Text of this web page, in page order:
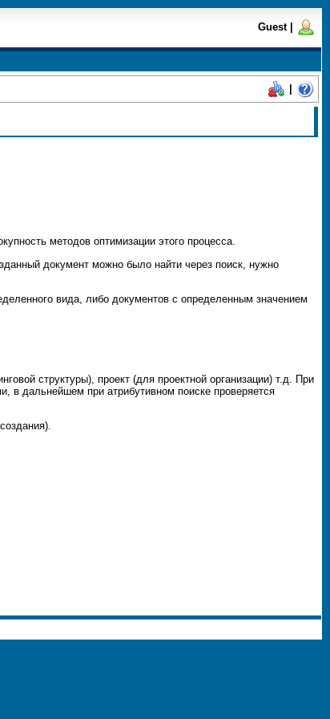
Guest
методов оптимизации этого процесса.
документ можно было найти через поиск, нужно
вида , либо документов с определенным значением
структуры), проект (для проектной организации) т.д. При
в дальнейшем при атрибутивном поиске проверяется